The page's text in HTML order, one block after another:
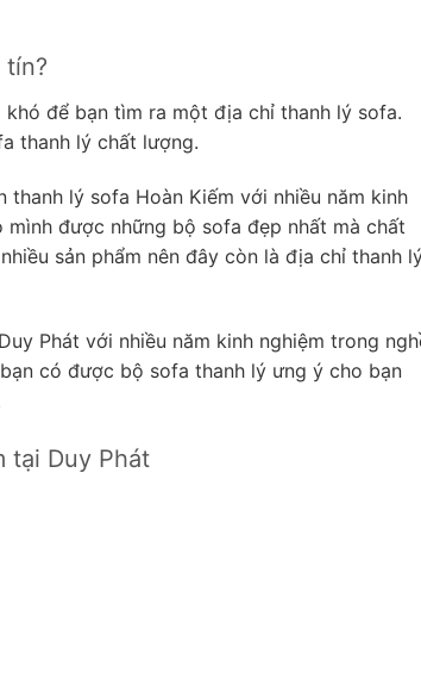
để bạn tìm ra một địa chỉ thanh lý sofa.
thanh lý chất lượng.
lý sofa Hoàn Kiếm với nhiều năm kinh
được những bộ sofa đẹp nhất mà chất
sản phẩm nên đây còn là địa chỉ thanh
Phát với nhiều năm kinh nghiệm trong
có được bộ sofa thanh lý ưng ý cho bạn
tại Duy Phát